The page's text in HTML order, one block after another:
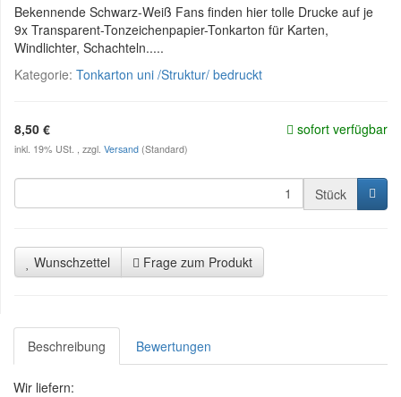
Bekennende Schwarz-Weiß Fans finden hier tolle Drucke auf je
9x Transparent-Tonzeichenpapier-Tonkarton für Karten,
Windlichter, Schachteln.....
Kategorie: Tonkarton uni /Struktur/ bedruckt
8,50 €
inkl. 19% USt. , zzgl. Versand (Standard)
sofort verfügbar
Stück
Wunschzettel Frage zum Produkt
Beschreibung Bewertungen
Wir liefern: